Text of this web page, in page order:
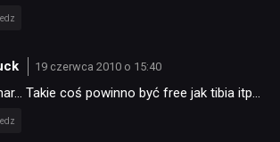
19 czerwca 2010 o 15:40
Takie coś powinno być free jak tibia itp…